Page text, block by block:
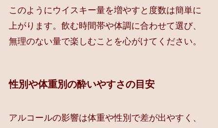
このようにウイスキー量を増やすと度数は簡単に
上がります。飲む時間帯や体調に合わせて選び、
無理のない量で楽しむことを心がけてください。
性別や体重別の酔いやすさの目安
アルコールの影響は体重や性別で差が出やすく、